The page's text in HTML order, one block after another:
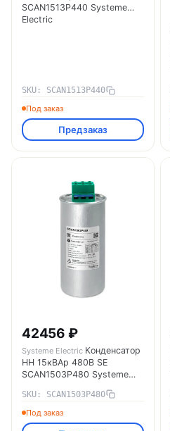
SCAN1513P440 Systeme
Electric
SKU: SCAN1513P440
Под заказ
Предзаказ
42456 ₽
Systeme Electric Конденсатор
НН 15кВАр 480В SE
SCAN1503P480 Systeme
SKU: SCAN1503P480
Под заказ